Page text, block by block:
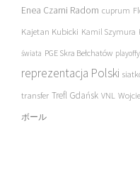
Enea Czarni Radom cuprum
Kajetan Kubicki Kamil Szymura
świata PGE Skra Bełchatów playoffy
reprezentacja Polski
transfer Trefl Gdańsk VNL
ボール